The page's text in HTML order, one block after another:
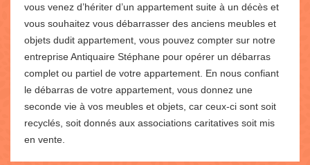
vous venez d’hériter d’un appartement suite à un décès et
vous souhaitez vous débarrasser des anciens meubles et
objets dudit appartement, vous pouvez compter sur notre
entreprise Antiquaire Stéphane pour opérer un débarras
complet ou partiel de votre appartement. En nous confiant
le débarras de votre appartement, vous donnez une
seconde vie à vos meubles et objets, car ceux-ci sont soit
recyclés, soit donnés aux associations caritatives soit mis
en vente.